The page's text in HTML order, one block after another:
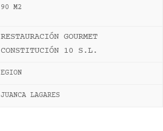
90 M2
RESTAURACIÓN GOURMET
CONSTITUCIÓN 10 S.L.
EGION
JUANCA LAGARES